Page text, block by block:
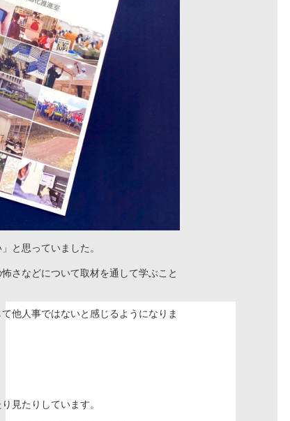
と思っていました。
さなどについて取材を通して学ぶこと
他人事ではないと感じるようになりま
見たりしています。